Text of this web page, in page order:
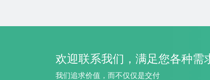
欢迎联系我们，满足您各种需
我们追求价值，而不仅仅是交付